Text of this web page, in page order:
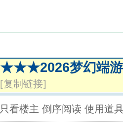
★★★2026梦幻端
[复制链接]
只看楼主 倒序阅读 使用道